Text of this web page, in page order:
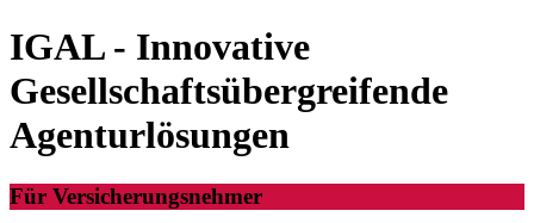
IGAL - Innovative
Gesellschaftsübergreifende
Agenturlösungen
Für Versicherungsnehmer